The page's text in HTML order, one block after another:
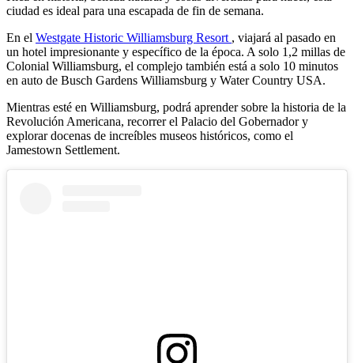
ciudad es ideal para una escapada de fin de semana.
En el Westgate Historic Williamsburg Resort , viajará al pasado en
un hotel impresionante y específico de la época. A solo 1,2 millas de
Colonial Williamsburg, el complejo también está a solo 10 minutos
en auto de Busch Gardens Williamsburg y Water Country USA.
Mientras esté en Williamsburg, podrá aprender sobre la historia de la
Revolución Americana, recorrer el Palacio del Gobernador y
explorar docenas de increíbles museos históricos, como el
Jamestown Settlement.